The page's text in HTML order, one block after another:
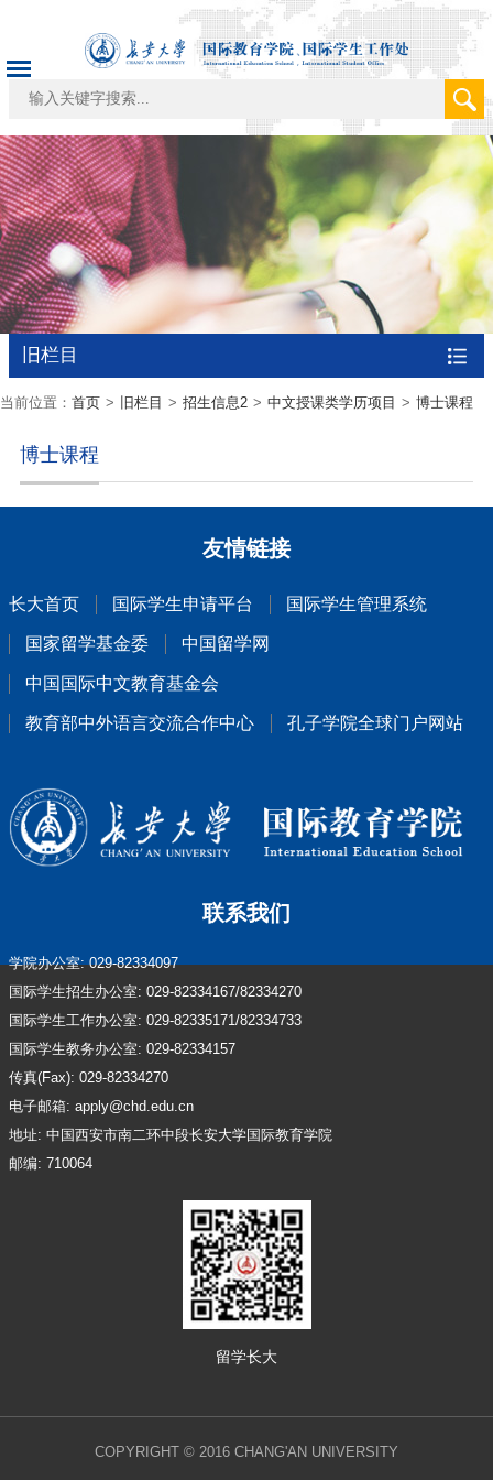
旧栏目
当前位置： 首页 > 旧栏目 > 招生信息2 > 中文授课类学历项目 > 博士课程
博士课程
友情链接
长大首页 国际学生申请平台 国际学生管理系统
国家留学基金委 中国留学网
中国国际中文教育基金会
教育部中外语言交流合作中心 孔子学院全球门户网站
联系我们
学院办公室: 029-82334097
国际学生招生办公室: 029-82334167/82334270
国际学生工作办公室: 029-82335171/82334733
国际学生教务办公室: 029-82334157
传真(Fax): 029-82334270
电子邮箱: apply@chd.edu.cn
地址: 中国西安市南二环中段长安大学国际教育学院
邮编: 710064
留学长大
COPYRIGHT © 2016 CHANG'AN UNIVERSITY